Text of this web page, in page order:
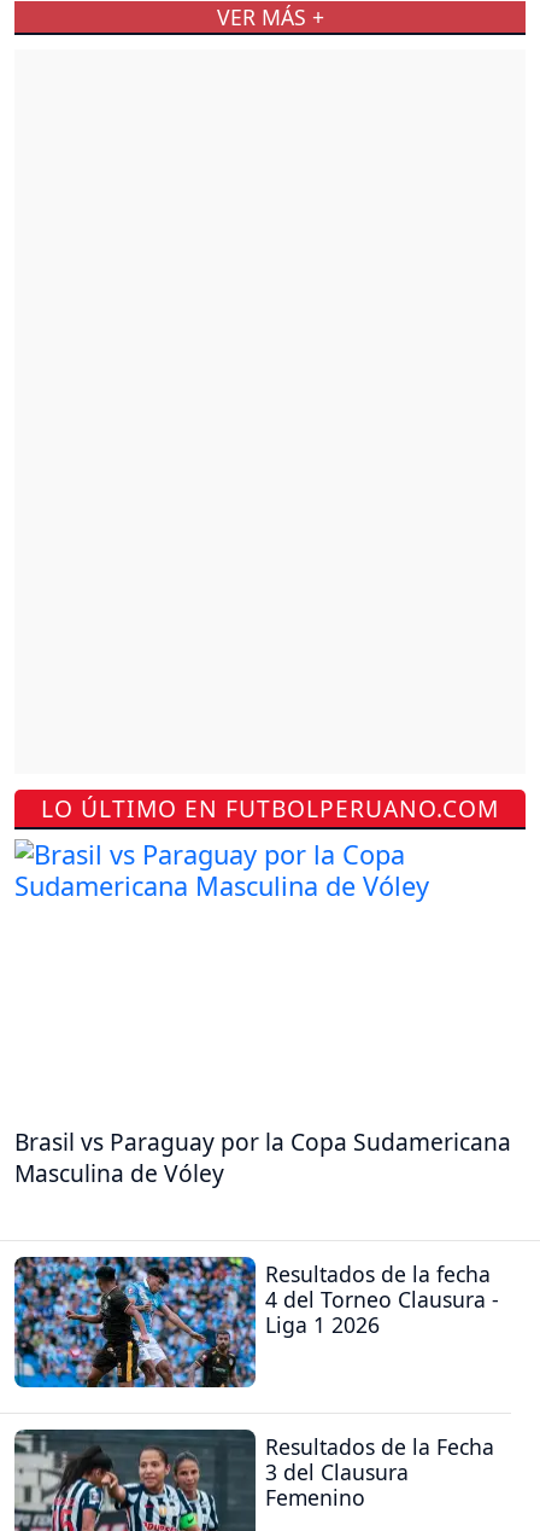
LO ÚLTIMO EN FUTBOLPERUANO.COM
Brasil vs Paraguay por la Copa Sudamericana
Masculina de Vóley
Resultados de la fecha
4 del Torneo Clausura -
Liga 1 2026
Resultados de la Fecha
3 del Clausura
Femenino
VER MÁS +